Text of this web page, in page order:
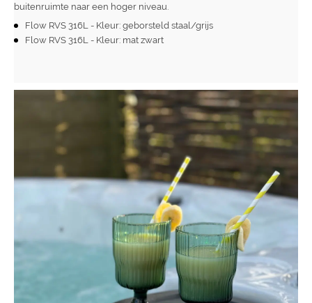
buitenruimte naar een hoger niveau.
Flow RVS 316L - Kleur: geborsteld staal/grijs
Flow RVS 316L - Kleur: mat zwart